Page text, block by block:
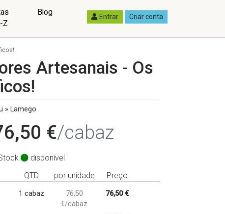
Z
Blog Entrar Criar conta
Artesanais - Os
» Lamego
€/cabaz
disponível
QTD por unidade Preço
1 cabaz
76,50
€/cabaz
76,50 €